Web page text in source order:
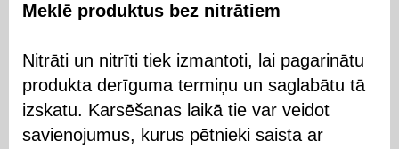
Meklē produktus bez nitrātiem
Nitrāti un nitrīti tiek izmantoti, lai pagarinātu
produkta derīguma termiņu un saglabātu tā
izskatu. Karsēšanas laikā tie var veidot
savienojumus, kurus pētnieki saista ar